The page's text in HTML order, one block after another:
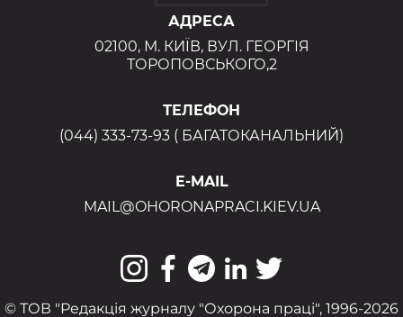
АДРЕСА
02100, М. КИЇВ, ВУЛ. ГЕОРГІЯ
ТОРОПОВСЬКОГО,2
ТЕЛЕФОН
(044) 333-73-93 ( БАГАТОКАНАЛЬНИЙ)
E-MAIL
MAIL@OHORONAPRACI.KIEV.UA
© ТОВ "Редакція журналу "Охорона праці", 1996-2026